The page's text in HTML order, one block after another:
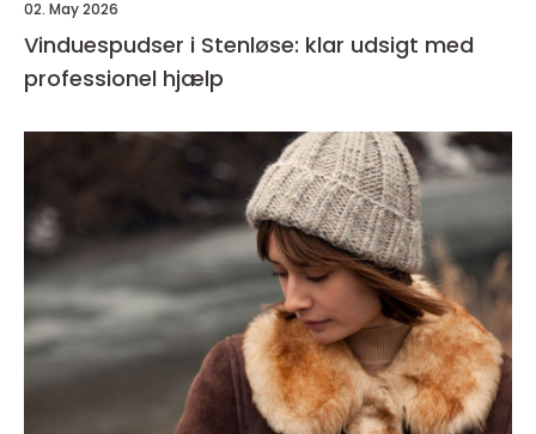
02. May 2026
Vinduespudser i Stenløse: klar udsigt med
professionel hjælp